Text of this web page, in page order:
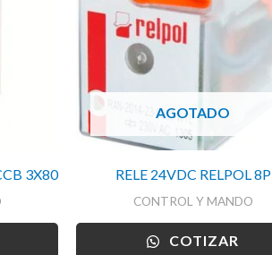
3X80
AGOTADO
RELE 24VDC RELPOL 8P
CONTROL Y MANDO
COTIZAR